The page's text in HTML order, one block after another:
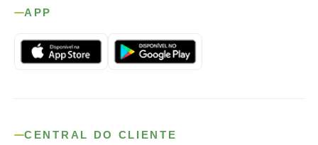
APP
CENTRAL DO CLIENTE